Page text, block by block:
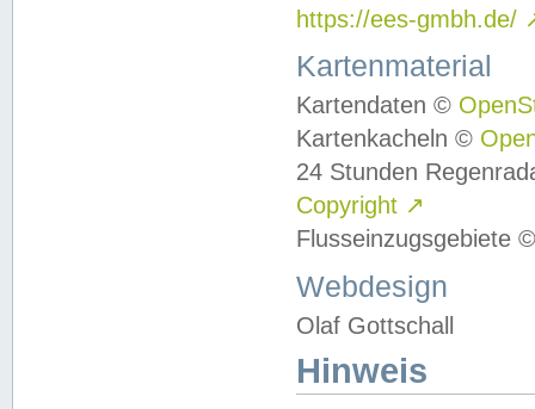
https://ees-gmbh.de/
Kartenmaterial
Kartendaten ©
Kartenkacheln ©
24 Stunden
Copyright ↗
Flusseinzugsgebiete
Webdesign
Olaf Gottschall
Hinweis